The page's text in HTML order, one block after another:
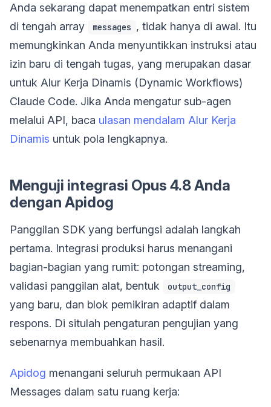
Anda sekarang dapat menempatkan entri sistem
di tengah array
messages , tidak hanya di awal. Itu
memungkinkan Anda menyuntikkan instruksi atau
izin baru di tengah tugas, yang merupakan dasar
untuk Alur Kerja Dinamis (Dynamic Workflows)
Claude Code. Jika Anda mengatur sub-agen
melalui API, baca ulasan mendalam Alur Kerja
Dinamis untuk pola lengkapnya.
Menguji integrasi Opus 4.8 Anda
dengan Apidog
Panggilan SDK yang berfungsi adalah langkah
pertama. Integrasi produksi harus menangani
bagian-bagian yang rumit: potongan streaming,
validasi panggilan alat, bentuk
output_config
yang baru, dan blok pemikiran adaptif dalam
respons. Di situlah pengaturan pengujian yang
sebenarnya membuahkan hasil.
Apidog menangani seluruh permukaan API
Messages dalam satu ruang kerja: